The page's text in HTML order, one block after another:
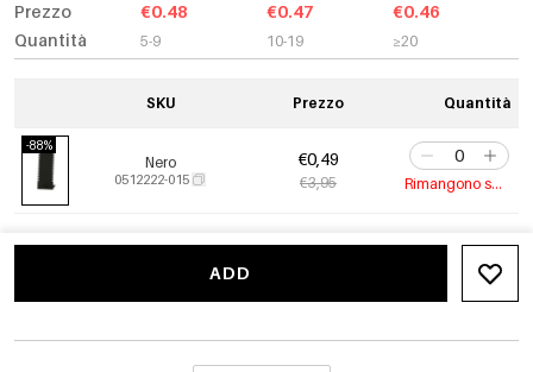
Prezzo
Quantità
€0.48
5-9
€0.47
10-19
€0.46
≥20
SKU Prezzo Quantità
-88%
Nero
0512222-015
€0,49
€3,95 Rimangono solo 4
ADD